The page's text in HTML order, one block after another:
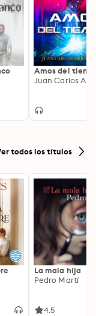
Amos del
todos los títulos
La mala hija
Pedro Martí
4.5